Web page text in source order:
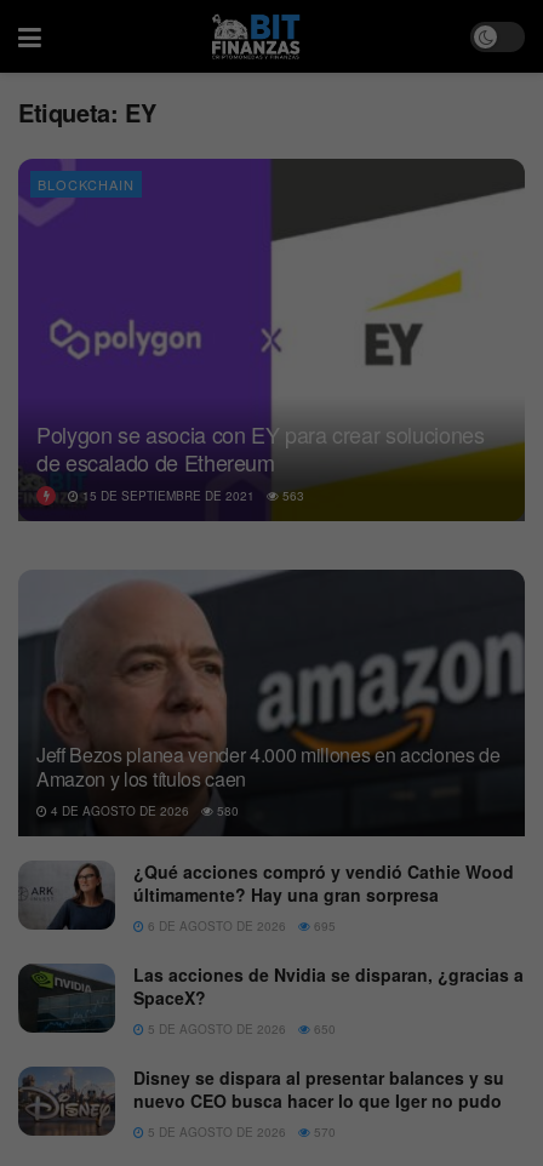
Etiqueta: EY
BLOCKCHAIN
Polygon se asocia con EY para crear soluciones
de escalado de Ethereum
15 DE SEPTIEMBRE DE 2021 563
Jeff Bezos planea vender 4.000 millones en acciones de
Amazon y los títulos caen
4 DE AGOSTO DE 2026 580
¿Qué acciones compró y vendió Cathie Wood
últimamente? Hay una gran sorpresa
6 DE AGOSTO DE 2026 695
Las acciones de Nvidia se disparan, ¿gracias a
SpaceX?
5 DE AGOSTO DE 2026 650
Disney se dispara al presentar balances y su
nuevo CEO busca hacer lo que Iger no pudo
5 DE AGOSTO DE 2026 570